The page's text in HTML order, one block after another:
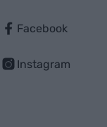
Facebook
Instagram